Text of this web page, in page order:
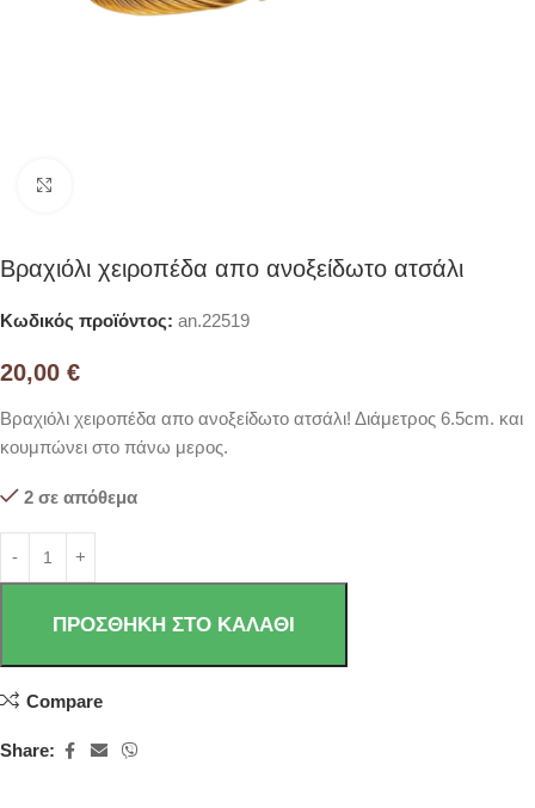
Βραχιόλι χειροπέδα απο ανοξείδωτο ατσάλι
Κωδικός προϊόντος: an.22519
20,00 €
Βραχιόλι χειροπέδα απο ανοξείδωτο ατσάλι! Διάμετρος 6.5cm. και
κουμπώνει στο πάνω μερος.
2 σε απόθεμα
ΠΡΟΣΘΉΚΗ ΣΤΟ ΚΑΛΆΘΙ
Compare
Share: